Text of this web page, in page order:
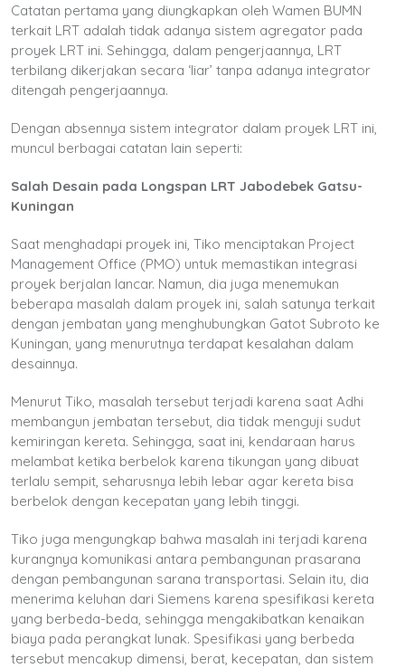
Catatan pertama yang diungkapkan oleh Wamen BUMN
terkait LRT adalah tidak adanya sistem agregator pada
proyek LRT ini. Sehingga, dalam pengerjaannya, LRT
terbilang dikerjakan secara ‘liar’ tanpa adanya integrator
ditengah pengerjaannya.
Dengan absennya sistem integrator dalam proyek LRT ini,
muncul berbagai catatan lain seperti:
Salah Desain pada Longspan LRT Jabodebek Gatsu-
Kuningan
Saat menghadapi proyek ini, Tiko menciptakan Project
Management Office (PMO) untuk memastikan integrasi
proyek berjalan lancar. Namun, dia juga menemukan
beberapa masalah dalam proyek ini, salah satunya terkait
dengan jembatan yang menghubungkan Gatot Subroto ke
Kuningan, yang menurutnya terdapat kesalahan dalam
desainnya.
Menurut Tiko, masalah tersebut terjadi karena saat Adhi
membangun jembatan tersebut, dia tidak menguji sudut
kemiringan kereta. Sehingga, saat ini, kendaraan harus
melambat ketika berbelok karena tikungan yang dibuat
terlalu sempit, seharusnya lebih lebar agar kereta bisa
berbelok dengan kecepatan yang lebih tinggi.
Tiko juga mengungkap bahwa masalah ini terjadi karena
kurangnya komunikasi antara pembangunan prasarana
dengan pembangunan sarana transportasi. Selain itu, dia
menerima keluhan dari Siemens karena spesifikasi kereta
yang berbeda-beda, sehingga mengakibatkan kenaikan
biaya pada perangkat lunak. Spesifikasi yang berbeda
tersebut mencakup dimensi, berat, kecepatan, dan sistem